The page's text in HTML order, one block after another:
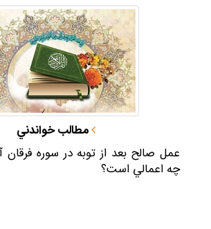
مطالب خواندني
چه اعمالي است؟